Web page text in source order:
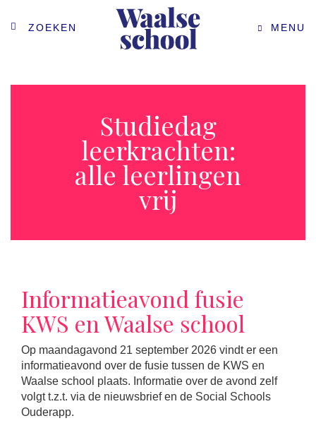
ZOEKEN MENU
Studiedag
leerkrachten:
alle leerlingen
vrij
Informatieavond fusie
KWS en Waalse school
Op maandagavond 21 september 2026 vindt er een
informatieavond over de fusie tussen de KWS en
Waalse school plaats. Informatie over de avond zelf
volgt t.z.t. via de nieuwsbrief en de Social Schools
Ouderapp.